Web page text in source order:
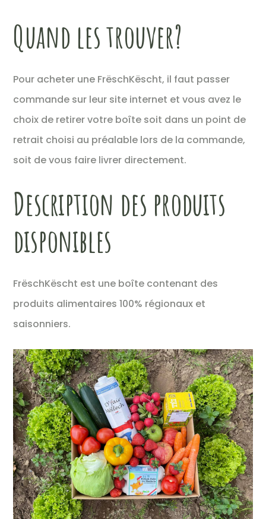
Quand les trouver?
Pour acheter une FrëschKëscht, il faut passer
commande sur leur site internet et vous avez le
choix de retirer votre boîte soit dans un point de
retrait choisi au préalable lors de la commande,
soit de vous faire livrer directement.
Description des produits
disponibles
FrëschKëscht est une boîte contenant des
produits alimentaires 100% régionaux et
saisonniers.